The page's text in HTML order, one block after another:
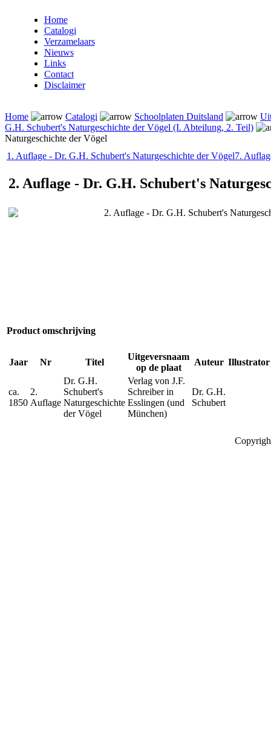
Home
Catalogi
Verzamelaars
Nieuws
Links
Contact
Disclaimer
Home Catalogi Schoolplaten Duitsland
G.H. Schubert's Naturgeschichte der Vögel (I. Abteilung, 2. Teil)
Naturgeschichte der Vögel
1. Auflage - Dr. G.H. Schubert's Naturgeschichte der Vögel7.
2. Auflage - Dr. G.H. Schubert's
2. Auflage - Dr. G.H. Schubert's
Product omschrijving
Jaar Nr Titel
Uitgeversnaam
op de plaat
Auteur Illustrator
ca.
1850
2.
Auflage
Dr. G.H.
Schubert's
Naturgeschichte
der Vögel
Verlag von J.F.
Schreiber in
Esslingen (und
München)
Dr. G.H.
Schubert